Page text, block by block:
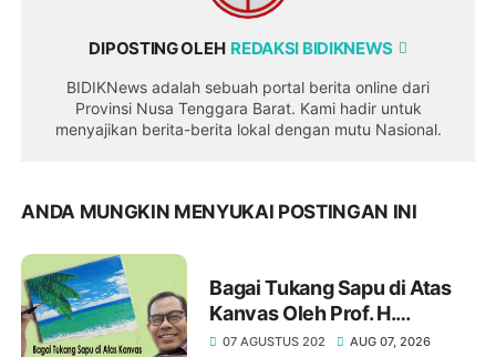
DIPOSTING OLEH REDAKSI BIDIKNEWS
BIDIKNews adalah sebuah portal berita online dari
Provinsi Nusa Tenggara Barat. Kami hadir untuk
menyajikan berita-berita lokal dengan mutu Nasional.
ANDA MUNGKIN MENYUKAI POSTINGAN INI
Bagai Tukang Sapu di Atas
Kanvas Oleh Prof. H.
Maimun, M. Pd
07 AGUSTUS 202 AUG 07, 2026